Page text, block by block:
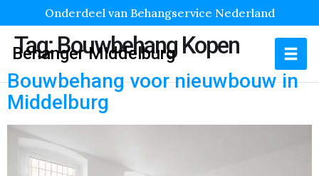
Onderdeel van Behangservice Nederland
Behanger Middelburg
Tag:Bouwbehang Kopen
Bouwbehang voor nieuwbouw in
Middelburg